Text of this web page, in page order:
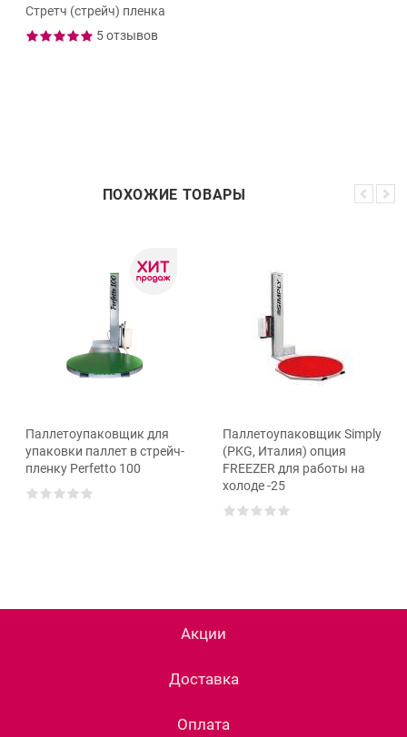
Стретч (стрейч) пленка
5 отзывов
ПОХОЖИЕ ТОВАРЫ
Паллетоупаковщик для
упаковки паллет в стрейч-
пленку Perfetto 100
Паллетоупаковщик Simply
(PKG, Италия) опция
FREEZER для работы на
холоде -25
Акции
Доставка
Оплата